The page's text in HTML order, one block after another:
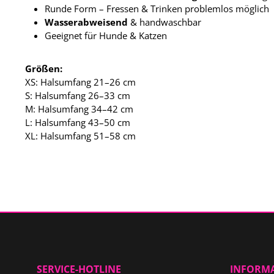
Runde Form – Fressen & Trinken problemlos möglich
Wasserabweisend & handwaschbar
Geeignet für Hunde & Katzen
Größen:
XS: Halsumfang 21–26 cm
S: Halsumfang 26–33 cm
M: Halsumfang 34–42 cm
L: Halsumfang 43–50 cm
XL: Halsumfang 51–58 cm
SERVICE-HOTLINE